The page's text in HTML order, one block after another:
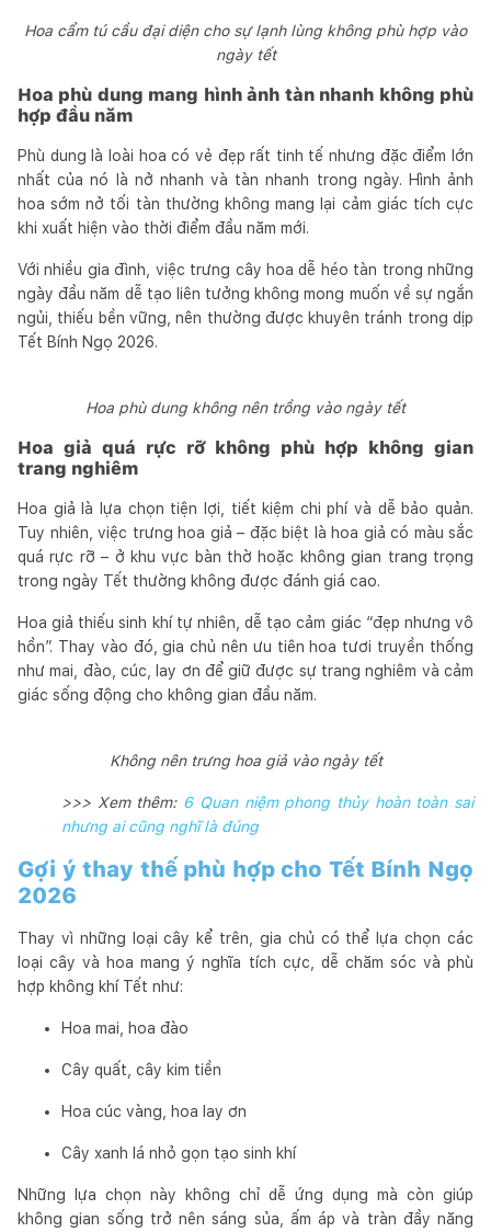
Hoa cẩm tú cầu đại diện cho sự lạnh lùng không phù hợp vào
ngày tết
Hoa phù dung mang hình ảnh tàn nhanh không phù
hợp đầu năm
Phù dung là loài hoa có vẻ đẹp rất tinh tế nhưng đặc điểm lớn
nhất của nó là nở nhanh và tàn nhanh trong ngày. Hình ảnh
hoa sớm nở tối tàn thường không mang lại cảm giác tích cực
khi xuất hiện vào thời điểm đầu năm mới.
Với nhiều gia đình, việc trưng cây hoa dễ héo tàn trong những
ngày đầu năm dễ tạo liên tưởng không mong muốn về sự ngắn
ngủi, thiếu bền vững, nên thường được khuyên tránh trong dịp
Tết Bính Ngọ 2026.
Hoa phù dung không nên trồng vào ngày tết
Hoa giả quá rực rỡ không phù hợp không gian
trang nghiêm
Hoa giả là lựa chọn tiện lợi, tiết kiệm chi phí và dễ bảo quản.
Tuy nhiên, việc trưng hoa giả – đặc biệt là hoa giả có màu sắc
quá rực rỡ – ở khu vực bàn thờ hoặc không gian trang trọng
trong ngày Tết thường không được đánh giá cao.
Hoa giả thiếu sinh khí tự nhiên, dễ tạo cảm giác “đẹp nhưng vô
hồn”. Thay vào đó, gia chủ nên ưu tiên hoa tươi truyền thống
như mai, đào, cúc, lay ơn để giữ được sự trang nghiêm và cảm
giác sống động cho không gian đầu năm.
Không nên trưng hoa giả vào ngày tết
>>> Xem thêm: 6 Quan niệm phong thủy hoàn toàn sai
nhưng ai cũng nghĩ là đúng
Gợi ý thay thế phù hợp cho Tết Bính Ngọ
2026
Thay vì những loại cây kể trên, gia chủ có thể lựa chọn các
loại cây và hoa mang ý nghĩa tích cực, dễ chăm sóc và phù
hợp không khí Tết như:
Hoa mai, hoa đào
Cây quất, cây kim tiền
Hoa cúc vàng, hoa lay ơn
Cây xanh lá nhỏ gọn tạo sinh khí
Những lựa chọn này không chỉ dễ ứng dụng mà còn giúp
không gian sống trở nên sáng sủa, ấm áp và tràn đầy năng